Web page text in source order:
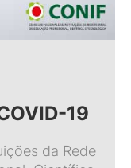
19
da Rede